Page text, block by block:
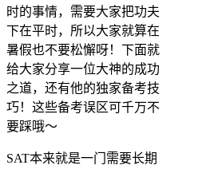
时的事情，需要大家把功夫
下在平时，所以大家就算在
暑假也不要松懈呀！下面就
给大家分享一位大神的成功
之道，还有他的独家备考技
巧！这些备考误区可千万不
要踩哦～
SAT本来就是一门需要长期